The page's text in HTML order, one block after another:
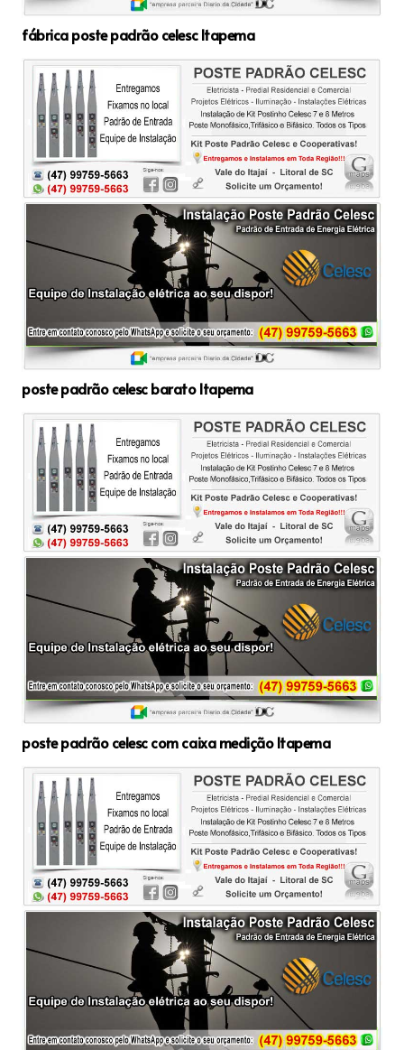
fábrica poste padrão celesc Itapema
poste padrão celesc barato Itapema
poste padrão celesc com caixa medição Itapema